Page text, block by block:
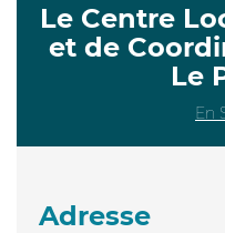
Le Centre
et de
Le
En
Adresse